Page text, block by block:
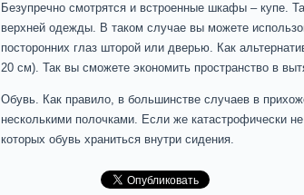
Безупречно смотрятся и встроенные шкафы – купе.
верхней одежды. В таком случае вы можете
посторонних глаз шторой или дверью. Как
20 см). Так вы сможете экономить пространство в
Обувь. Как правило, в большинстве случаев в
несколькими полочками. Если же катастрофически
которых обувь храниться внутри сидения.